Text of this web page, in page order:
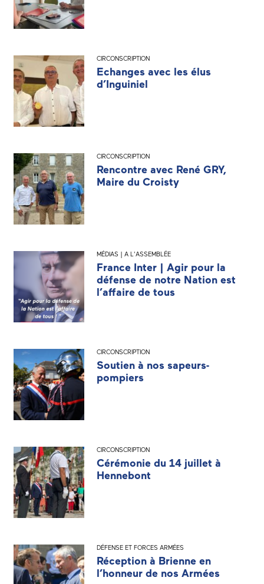
CIRCONSCRIPTION
Echanges avec les élus
d’Inguiniel
CIRCONSCRIPTION
Rencontre avec René GRY,
Maire du Croisty
MÉDIAS | A L'ASSEMBLÉE
France Inter | Agir pour la
défense de notre Nation est
l’affaire de tous
CIRCONSCRIPTION
Soutien à nos sapeurs-
pompiers
CIRCONSCRIPTION
Cérémonie du 14 juillet à
Hennebont
DÉFENSE ET FORCES ARMÉES
Réception à Brienne en
l’honneur de nos Armées